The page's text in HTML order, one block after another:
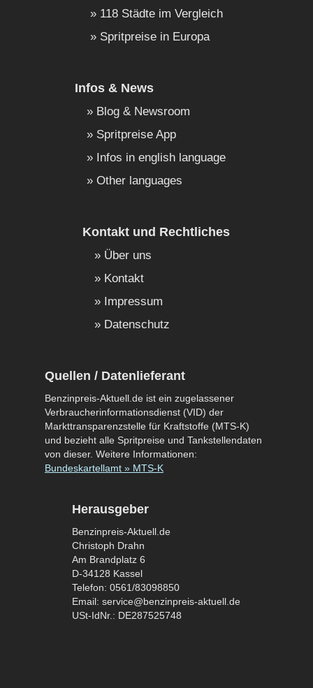
118 Städte im Vergleich
Spritpreise in Europa
Infos & News
Blog & Newsroom
Spritpreise App
Infos in english language
Other languages
Kontakt und Rechtliches
Über uns
Kontakt
Impressum
Datenschutz
Quellen / Datenlieferant
Benzinpreis-Aktuell.de ist ein zugelassener
Verbraucherinformationsdienst (VID) der
Markttransparenzstelle für Kraftstoffe (MTS-K)
und bezieht alle Spritpreise und Tankstellendaten
von dieser. Weitere Informationen:
Bundeskartellamt » MTS-K
Herausgeber
Benzinpreis-Aktuell.de
Christoph Drahn
Am Brandplatz 6
D-34128 Kassel
Telefon: 0561/83098850
Email: service@benzinpreis-aktuell.de
USt-IdNr.: DE287525748